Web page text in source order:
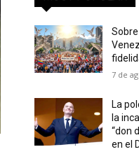
7 de
La
la
“don
en el